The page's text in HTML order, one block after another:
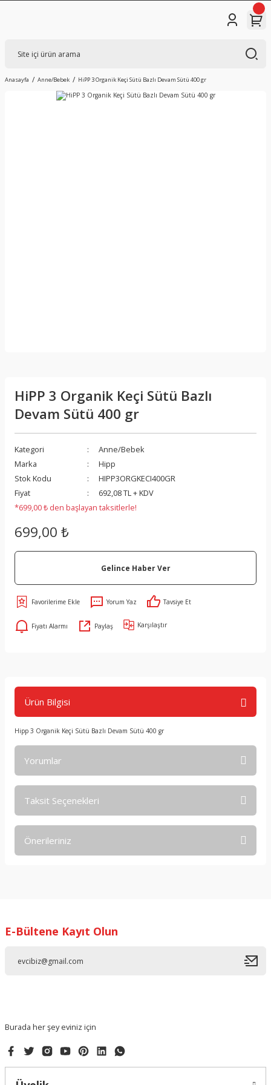
Anasayfa Anne/Bebek HiPP 3 Organik Keçi Sütü Bazlı Devam Sütü 400 gr
HiPP 3 Organik Keçi Sütü Bazlı
Devam Sütü 400 gr
Kategori
Anne/Bebek
Marka
Hipp
Stok Kodu
HIPP3ORGKECI400GR
Fiyat
692,08 TL + KDV
*699,00 ₺ den başlayan taksitlerle!
699,00 ₺
Gelince Haber Ver
Yorum Yaz Tavsiye Et
Fiyatı Alarmı Paylaş Karşılaştır
Ürün Bilgisi
Hipp 3 Organik Keçi Sütü Bazlı Devam Sütü 400 gr
Yorumlar
Taksit Seçenekleri
Önerileriniz
Ürün resmi kalitesiz, bozuk veya görüntülenemiyor.
E-Bültene Kayıt Olun
Burada her şey eviniz için